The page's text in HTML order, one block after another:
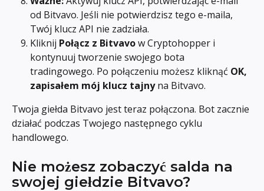
od Bitvavo. Jeśli nie potwierdzisz tego e-maila,
Twój klucz API nie zadziała.
Kliknij Połącz z Bitvavo w Cryptohopper i
kontynuuj tworzenie swojego bota
tradingowego. Po połączeniu możesz kliknąć OK,
zapisałem mój klucz tajny na Bitvavo.
Twoja giełda Bitvavo jest teraz połączona. Bot zacznie
działać podczas Twojego następnego cyklu
handlowego.
Nie możesz zobaczyć salda na
swojej giełdzie Bitvavo?